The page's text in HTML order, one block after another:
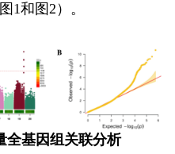
1和图2）。
全基因组关联分析